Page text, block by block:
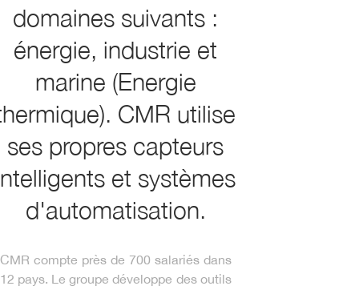
domaines suivants :
énergie, industrie et
marine (Energie
CMR utilise
ses propres capteurs
et systèmes
d'automatisation.
CMR compte près de 700 salariés dans
12 pays. Le groupe développe des outils